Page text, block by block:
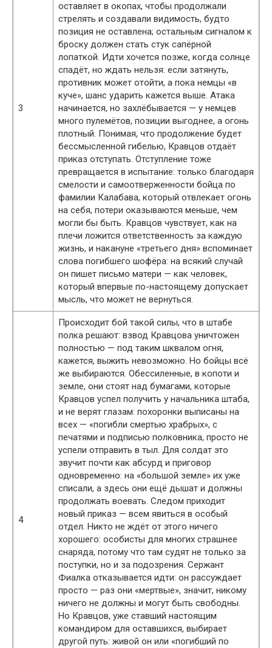
3
оставляет в окопах, чтобы продолжали
стрелять и создавали видимость, будто
позиция не оставлена; остальным сигналом к
броску должен стать стук сапёрной
лопаткой. Идти хочется позже, когда солнце
спадёт, но ждать нельзя: если затянуть,
противник может отойти, а пока немцы «в
куче», шанс ударить кажется выше. Атака
начинается, но захлёбывается — у немцев
много пулемётов, позиции выгоднее, а огонь
плотный. Понимая, что продолжение будет
бессмысленной гибелью, Кравцов отдаёт
приказ отступать. Отступление тоже
превращается в испытание: только благодаря
смелости и самоотверженности бойца по
фамилии Калабава, который отвлекает огонь
на себя, потери оказываются меньше, чем
могли бы быть. Кравцов чувствует, как на
плечи ложится ответственность за каждую
жизнь, и накануне «третьего дня» вспоминает
слова погибшего шофёра: на всякий случай
он пишет письмо матери — как человек,
который впервые по-настоящему допускает
мысль, что может не вернуться.
4
Происходит бой такой силы, что в штабе
полка решают: взвод Кравцова уничтожен
полностью — под таким шквалом огня,
кажется, выжить невозможно. Но бойцы всё
же выбираются. Обессиленные, в копоти и
земле, они стоят над бумагами, которые
Кравцов успел получить у начальника штаба,
и не верят глазам: похоронки выписаны на
всех — «погибли смертью храбрых», с
печатями и подписью полковника, просто не
успели отправить в тыл. Для солдат это
звучит почти как абсурд и приговор
одновременно: на «большой земле» их уже
списали, а здесь они ещё дышат и должны
продолжать воевать. Следом приходит
новый приказ — всем явиться в особый
отдел. Никто не ждёт от этого ничего
хорошего: особисты для многих страшнее
снаряда, потому что там судят не только за
поступки, но и за подозрения. Сержант
Фиалка отказывается идти: он рассуждает
просто — раз они «мертвые», значит, никому
ничего не должны и могут быть свободны.
Но Кравцов, уже ставший настоящим
командиром для оставшихся, выбирает
другой путь: живой он или «погибший по